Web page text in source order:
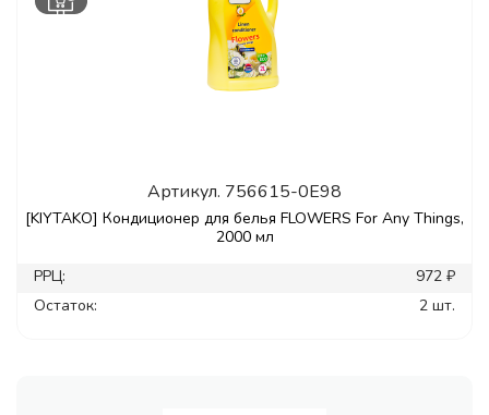
Артикул. 756615-0E98
[KIYTAKO] Кондиционер для белья FLOWERS For Any Things,
2000 мл
РРЦ:
972 ₽
Остаток:
2 шт.